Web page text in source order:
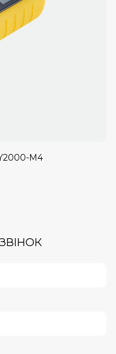
M4